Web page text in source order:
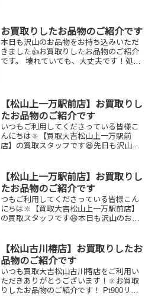
ひ！買取大吉松山古川椿店に...
お買取りしたお品物のご紹介です
本日も沢山のお品物をお持ち込みいただ
きました👍お買取りしたお品物のご紹介
です。 壊れていても、大丈夫です！処分
イベント開催中です👌1...
【松山上一万駅前店】お買取りし
たお品物のご紹介です
いつもご利用してくださっている皆様こ
んにちは🔆【買取大吉松山上一万駅前
店】の買取スタッフです😆先日も沢山の
ネックレス ルイヴィトン ルーピン
グ 切手シート...
【松山上一万駅前店】お買取りし
たお品物のご紹介です
つもご利用してくださっている皆様こん
にちは🔆【買取大吉松山上一万駅前店】
の買取スタッフです😆本日も沢山のお品
ード K18/K24 コイントップ セ
リーヌ シ...
【松山古川椿店】お買取りしたお
品物のご紹介です
いつも買取大吉松山古川椿店をご利用い
ただきありがとうございます！🔆お買取
りしたお品物のご紹介です！ Pt900リン